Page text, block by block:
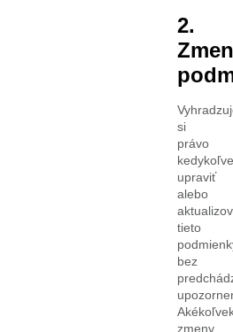
2.
si
právo
upraviť
alebo
tieto
bez
zmeny